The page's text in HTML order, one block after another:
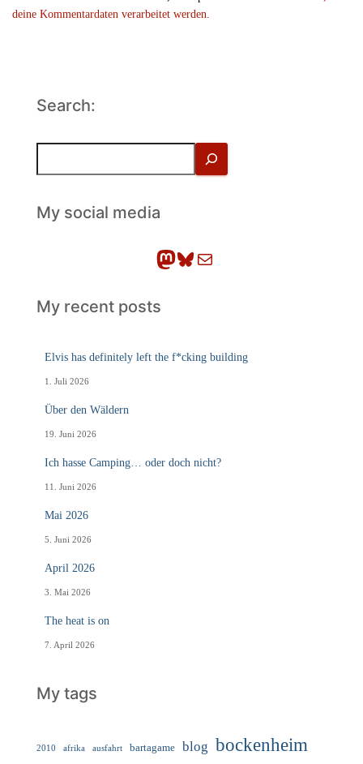
deine Kommentardaten verarbeitet werden.
Search:
h
eMy social media
Mastodon Bluesky E-Mail
My recent posts
Elvis has definitely left the f*cking building
1. Juli 2026
Über den Wäldern
19. Juni 2026
Ich hasse Camping… oder doch nicht?
11. Juni 2026
Mai 2026
5. Juni 2026
April 2026
3. Mai 2026
The heat is on
7. April 2026
My tags
2010 afrika ausfahrt bartagame blog bockenheim